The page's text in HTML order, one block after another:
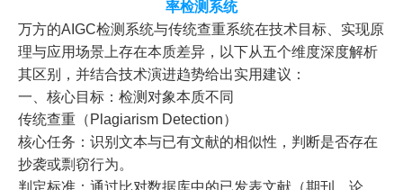
率检测系统
万方的AIGC检测系统与传统查重系统在技术目标、实现原
理与应用场景上存在本质差异，以下从五个维度深度解析
其区别，并结合技术演进趋势给出实用建议：
一、核心目标：检测对象本质不同
传统查重（Plagiarism Detection）
核心任务：识别文本与已有文献的相似性，判断是否存在
抄袭或剽窃行为。
判定标准：通过比对数据库中的已发表文献（期刊、论